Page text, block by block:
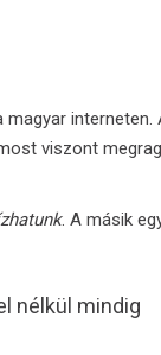
interneten.
viszont
. A másik
nélkül mindig